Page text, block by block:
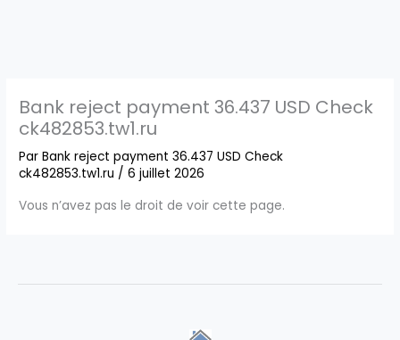
Bank reject payment 36.437 USD Check
ck482853.tw1.ru
ParBank reject payment 36.437 USD Check
ck482853.tw1.ru /6 juillet 2026
Vous n’avez pas le droit de voir cette page.